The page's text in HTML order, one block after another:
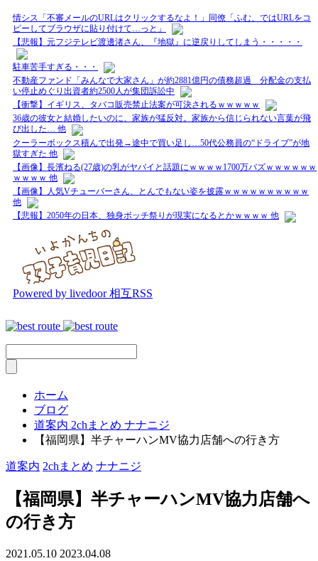
情シス「不審メールのURLはクリックするなよ！」同僚「ふむ、ではURLをコ
ピーしてブラウザに貼り付けて…っと」
【悲報】元フジテレビ渡邊渚さん、『地獄』に逆戻りしてしまう・・・・・
駐車苦手すぎる・・・
不動産ファンド「みんなで大家さん」が約2881億円の債務超過 分配金の支払
い停止めぐり出資者約2500人が集団訴訟中
【衝撃】イギリス、タバコ販売禁止法案が可決されるｗｗｗｗｗ
36歳の彼女と結婚したいのに、家族が猛反対。家族から信じられない言葉が飛
び出した… 他
クーラーボックス積んで出発→途中で買い足し…50代公務員の“ドライブ”が地
獄すぎた 他
【画像】長濱ねる(27歳)の乳がヤバイと話題にｗｗｗｗ1700万バズｗｗｗｗｗｗ
ｗｗｗｗ 他
【画像】人気Vチューバーさん、とんでもない姿を披露ｗｗｗｗｗｗｗｗｗｗ
他
【悲報】2050年の日本、独身ボッチ祭りが現実になるとかｗｗｗｗ 他
Powered by livedoor 相互RSS
ホーム
ブログ
道案内 2chまとめ ナナニジ
【福岡県】半チャーハンMV協力店舗への行き方
道案内 2chまとめ ナナニジ
【福岡県】半チャーハンMV協力店舗へ
の行き方
2021.05.10 2023.04.08